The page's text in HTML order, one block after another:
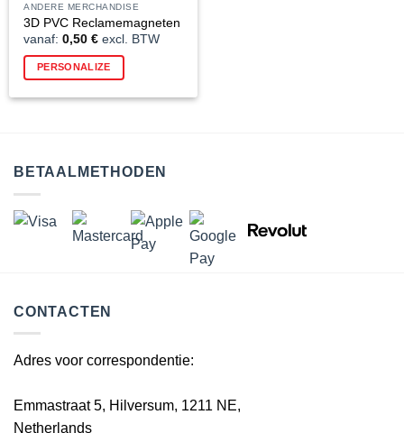
ANDERE MERCHANDISE
3D PVC Reclamemagneten
vanaf:0,50€ excl. BTW
PERSONALIZE
BETAALMETHODEN
CONTACTEN
Adres voor correspondentie:
Emmastraat 5, Hilversum, 1211 NE,
Netherlands